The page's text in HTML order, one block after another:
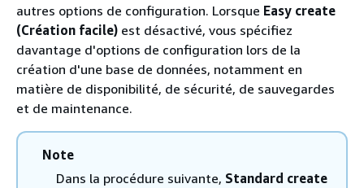
autres options de configuration. Lorsque Easy create
(Création facile) est désactivé, vous spécifiez
davantage d'options de configuration lors de la
création d'une base de données, notamment en
matière de disponibilité, de sécurité, de sauvegardes
et de maintenance.
Note
Dans la procédure suivante, Standard create